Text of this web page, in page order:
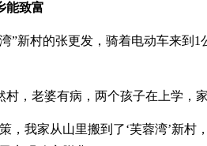
能致富
”新村的张更发，骑着电动车来到1
，老婆有病，两个孩子在上学，家
，我家从山里搬到了‘芙蓉湾’新村